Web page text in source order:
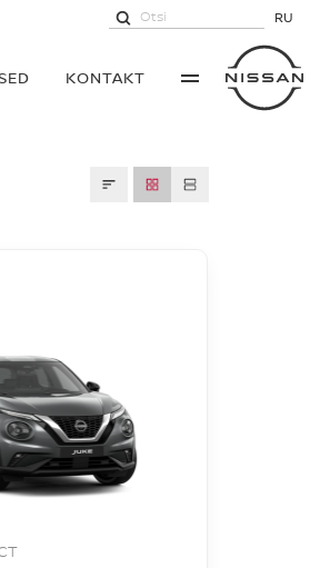
KONTAKT
RU